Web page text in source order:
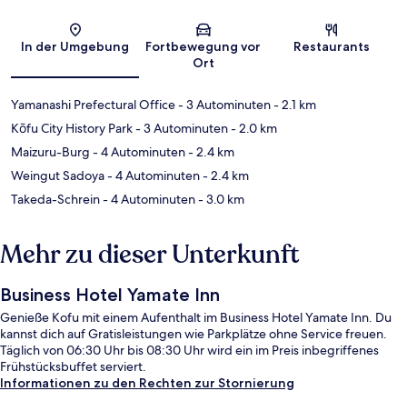
Karte
In der Umgebung
Fortbewegung vor
Ort
Restaurants
Yamanashi Prefectural Office- 3 Autominuten- 2.1 km
Kōfu City History Park- 3 Autominuten- 2.0 km
Maizuru-Burg - 4 Autominuten- 2.4 km
Weingut Sadoya- 4 Autominuten- 2.4 km
Takeda-Schrein- 4 Autominuten- 3.0 km
Mehr zu dieser Unterkunft
Business Hotel Yamate Inn
Genieße Kofu mit einem Aufenthalt im Business Hotel Yamate Inn. Du
kannst dich auf Gratisleistungen wie Parkplätze ohne Service freuen.
Täglich von 06:30 Uhr bis 08:30 Uhr wird ein im Preis inbegriffenes
Frühstücksbuffet serviert.
Informationen zu den Rechten zur Stornierung